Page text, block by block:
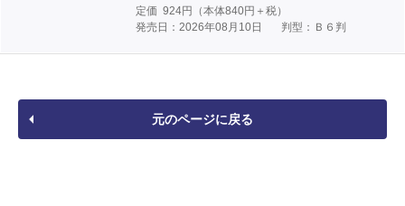
定価 924円（本体840円＋税）
発売日：2026年08月10日
判型：Ｂ６判
元のページに戻る